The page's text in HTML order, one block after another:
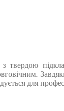
з твердою
для